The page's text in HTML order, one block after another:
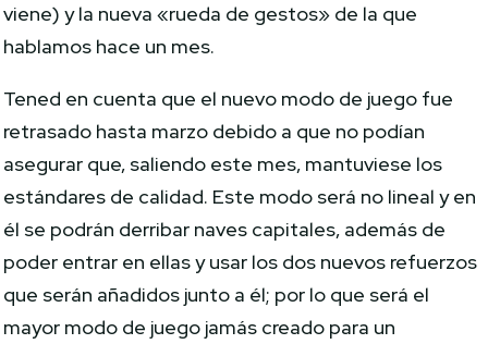
viene) y la nueva «rueda de gestos» de la que
hablamos hace un mes.
Tened en cuenta que el nuevo modo de juego fue
retrasado hasta marzo debido a que no podían
asegurar que, saliendo este mes, mantuviese los
estándares de calidad. Este modo será no lineal y en
él se podrán derribar naves capitales, además de
poder entrar en ellas y usar los dos nuevos refuerzos
que serán añadidos junto a él; por lo que será el
mayor modo de juego jamás creado para un